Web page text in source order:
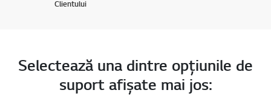
Clientului
Selectează una dintre opţiunile de
suport afişate mai jos: